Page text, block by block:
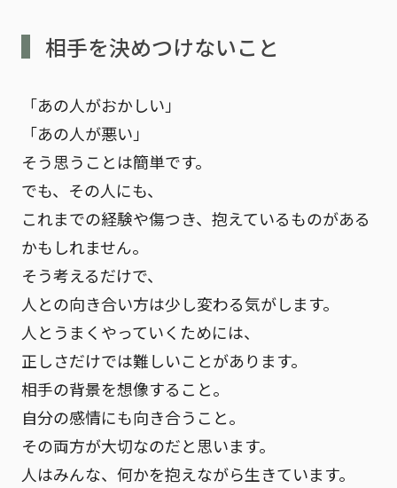
相手を決めつけないこと
「あの人がおかしい」
「あの人が悪い」
そう思うことは簡単です。
でも、その人にも、
これまでの経験や傷つき、抱えているものがある
かもしれません。
そう考えるだけで、
人との向き合い方は少し変わる気がします。
人とうまくやっていくためには、
正しさだけでは難しいことがあります。
相手の背景を想像すること。
自分の感情にも向き合うこと。
その両方が大切なのだと思います。
人はみんな、何かを抱えながら生きています。